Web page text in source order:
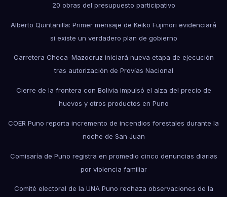
20 obras del presupuesto participativo
Alberto Quintanilla: Primer mensaje de Keiko Fujimori evidenciará
si existe un verdadero plan de gobierno
Carretera Checa–Mazocruz iniciará nueva etapa de ejecución
tras autorización de Provías Nacional
Cierre de la frontera con Bolivia impulsó el alza del precio de
huevos y otros productos en Puno
COER Puno reporta incremento de incendios forestales durante la
noche de San Juan
Comisaría de Puno registra en promedio cinco denuncias diarias
por violencia familiar
Comité electoral de la UNA Puno rechaza observaciones de la